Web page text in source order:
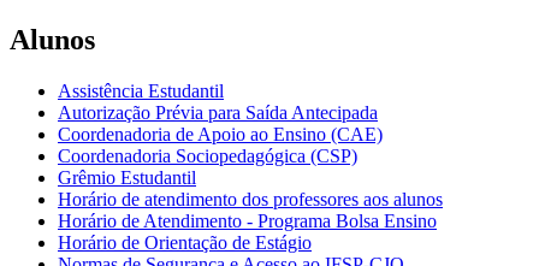
Alunos
Assistência Estudantil
Autorização Prévia para Saída Antecipada
Coordenadoria de Apoio ao Ensino (CAE)
Coordenadoria Sociopedagógica (CSP)
Grêmio Estudantil
Horário de atendimento dos professores aos alunos
Horário de Atendimento - Programa Bolsa Ensino
Horário de Orientação de Estágio